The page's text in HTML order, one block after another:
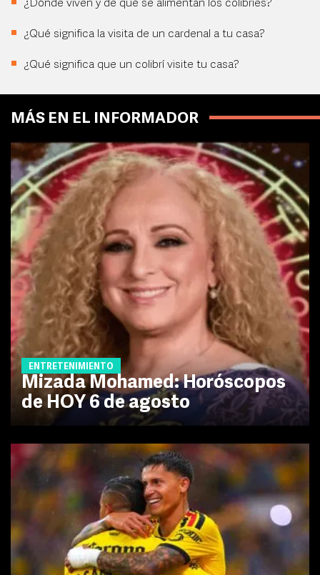
¿Dónde viven y de qué se alimentan los colibríes?
¿Qué significa la visita de un cardenal a tu casa?
¿Qué significa que un colibrí visite tu casa?
MÁS EN EL INFORMADOR
ENTRETENIMIENTO
Mizada Mohamed: Horóscopos
de HOY 6 de agosto